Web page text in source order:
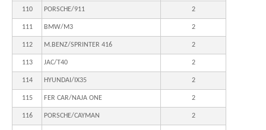
110 PORSCHE/911 2
111 BMW/M3 2
112 M.BENZ/SPRINTER 416 2
113 JAC/T40 2
114 HYUNDAI/IX35 2
115 FER CAR/NAJA ONE 2
116 PORSCHE/CAYMAN 2